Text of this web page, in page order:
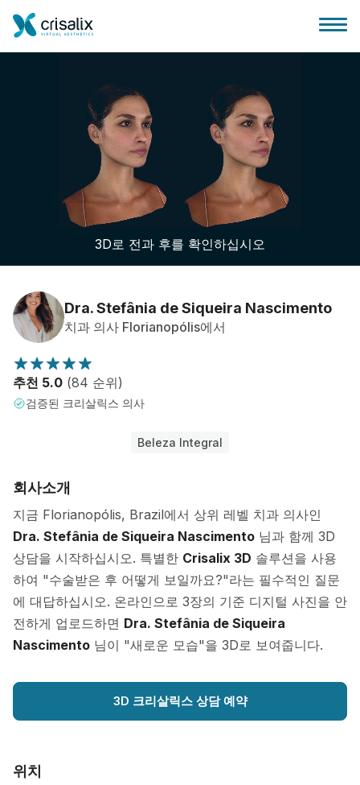
3D 비즈니스 플랫폼
환자 후기
3D로 전과 후를 확인하십시오
Dra. Stefânia de Siqueira Nascimento
치과 의사 Florianopólis에서
추천 5.0 (84 순위)
검증된 크리살릭스 의사
Beleza Integral
회사소개
지금 Florianopólis, Brazil에서 상위 레벨 치과 의사인
Dra. Stefânia de Siqueira Nascimento 님과 함께 3D
상담을 시작하십시오. 특별한 Crisalix 3D 솔루션을 사용
하여 "수술받은 후 어떻게 보일까요?"라는 필수적인 질문
에 대답하십시오. 온라인으로 3장의 기준 디지털 사진을 안
전하게 업로드하면 Dra. Stefânia de Siqueira
Nascimento 님이 "새로운 모습"을 3D로 보여줍니다.
3D 크리살릭스 상담 예약
위치